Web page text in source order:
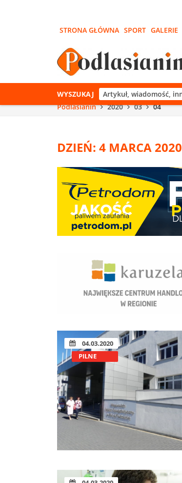
STRONA GŁÓWNA SPORT GALERIE
WYSZUKAJ
Podlasianin
2020 03 04
DZIEŃ: 4 MARCA 2020
04.03.2020
PILNE